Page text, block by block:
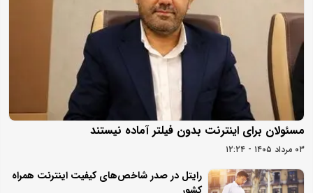
مسئولان برای اینترنت بدون فیلتر آماده نیستند
۰۳ مرداد ۱۴۰۵ - ۱۲:۲۴
رایتل در صدر شاخص‌های کیفیت اینترنت همراه